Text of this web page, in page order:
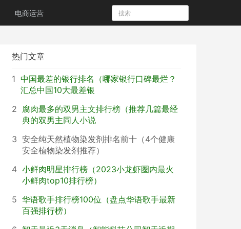
电商运营
热门文章
1 中国最差的银行排名（哪家银行口碑最烂？
汇总中国10大最差银
2 腐肉最多的双男主文排行榜（推荐几篇最经
典的双男主同人小说
3 安全纯天然植物染发剂排名前十（4个健康
安全植物染发剂推荐）
4 小鲜肉明星排行榜（2023小龙虾圈内最火
小鲜肉top10排行榜）
5 华语歌手排行榜100位（盘点华语歌手最新
百强排行榜）